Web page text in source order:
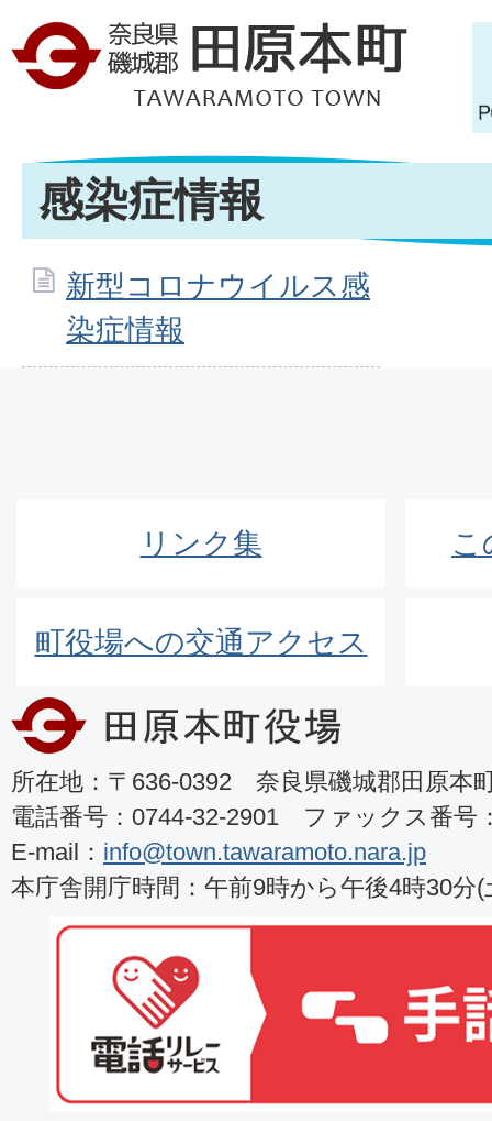
感染症情報
新型コロナウイルス感
染症情報
リンク集 こ
町役場への交通アクセス
所在地：〒636-0392 奈良県磯城郡田原本
電話番号：0744-32-2901 ファックス番号
E-mail： info@town.tawaramoto.nara.jp
本庁舎開庁時間：午前9時から午後4時30分